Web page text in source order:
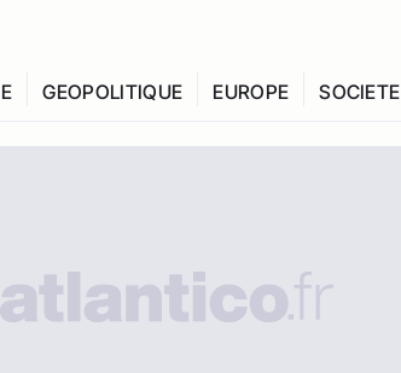
GEOPOLITIQUE EUROPE SOCIETE